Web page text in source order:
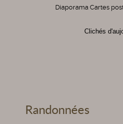
Diaporama Cartes
Clichés
Randonnées